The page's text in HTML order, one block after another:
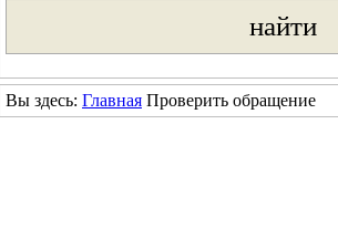
Вы здесь: Главная Проверить обращение